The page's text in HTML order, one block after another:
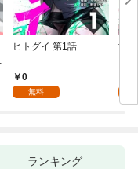
ヒトグイ 第1話
0
無料
世
ランキング